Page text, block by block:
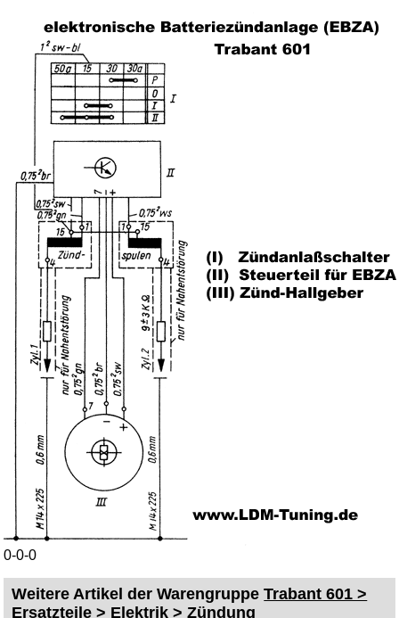
Impressum
Produktindex
Suchfunktion
Warenkorb
0-0-0
Weitere Artikel der WarengruppeTrabant 601 >
Ersatzteile > Elektrik > Zündung